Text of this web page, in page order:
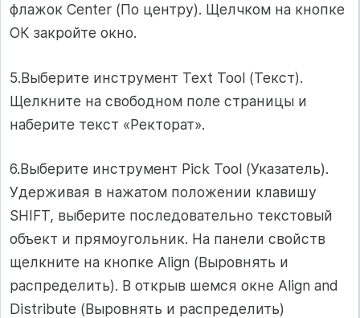
флажок Center (По центру). Щелчком на кнопке
ОК закройте окно.
5.Выберите инструмент Text Tool (Текст).
Щелкните на свободном поле страницы и
наберите текст «Ректорат».
6.Выберите инструмент Pick Tool (Указатель).
Удерживая в нажатом положении клавишу
SHIFT, выберите последовательно текстовый
объект и прямоугольник. На панели свойств
щелкните на кнопке Align (Выровнять и
распределить). В открыв шемся окне Align and
Distribute (Выровнять и распределить)